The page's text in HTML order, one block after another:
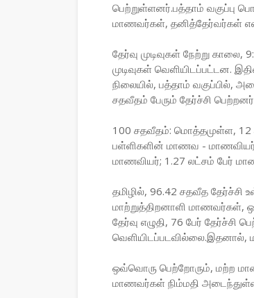
பெற்றுள்ளனர்.பத்தாம் வகுப்பு
மாணவர்கள், தனித்தேர்வர்கள்
தேர்வு முடிவுகள் நேற்று
முடிவுகள் வெளியிடப்பட்டன.
நிலையில், பத்தாம் வகுப்பில்,
சதவீதம் பேரும் தேர்ச்சி
100 சதவீதம்: மொத்தமுள்ள, 12
பள்ளிகளின் மாணவ - மாணவியர்,
மாணவியர்; 1.27 லட்சம் பேர்
தமிழில், 96.42 சதவீத தேர்ச்சி
மாற்றுத்திறனாளி மாணவர்கள்,
தேர்வு எழுதி, 76 பேர்
வெளியிடப்படவில்லை.இதனால்,
ஒவ்வொரு பெற்றோரும், மற்ற
மாணவர்கள் நிம்மதி